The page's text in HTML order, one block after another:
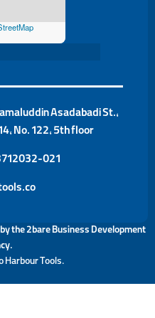
Asadabadi St.,
No. 122, 5th floor
021
the2bare Business Development
.
Harbour Tools.